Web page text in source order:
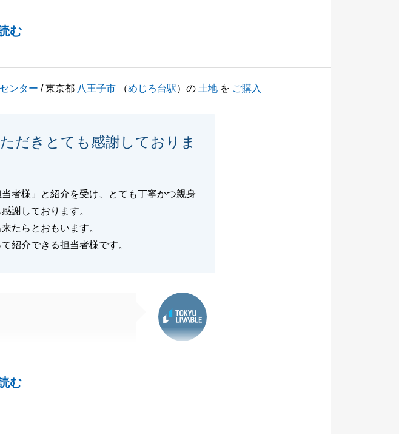
む
社をご利用頂きありがと
け頂ければと思います。
ンター / 東京都 八王子市 （めじろ台駅）の 土地 を ご購入
だきとても感謝しておりま
者様」と紹介を受け、とても丁寧かつ親身
謝しております。
たらとおもいます。
紹介できる担当者様です。
む
胸に、お引渡し後もS様